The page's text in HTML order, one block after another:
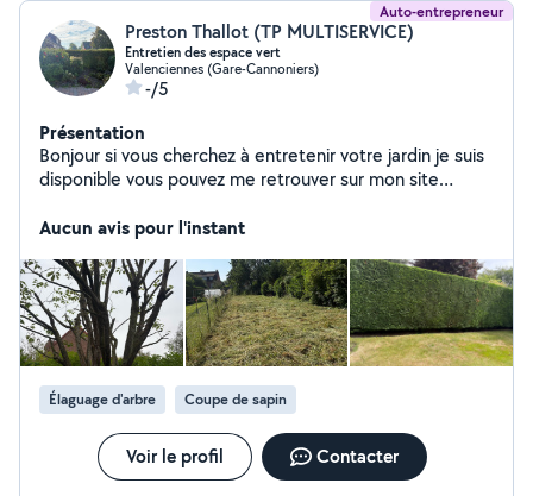
Auto-entrepreneur
Preston Thallot (TP MULTISERVICE)
Entretien des espace vert
Valenciennes (Gare-Cannoniers)
-/5
Présentation
Bonjour si vous cherchez à entretenir votre jardin je suis
disponible vous pouvez me retrouver sur mon site
Aucun avis pour l'instant
Élaguage d'arbre Coupe de sapin
Voir le profil Contacter